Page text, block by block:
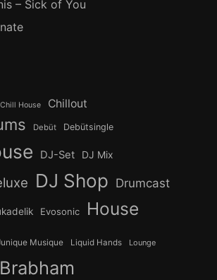
– Sick of You
Chill House Chillout
Debüt Debütsingle
DJ-Set DJ Mix
DJ Shop Drumcast
Evosonic House
Musique Liquid Hands Lounge